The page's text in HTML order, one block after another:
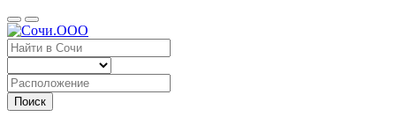
Поиск